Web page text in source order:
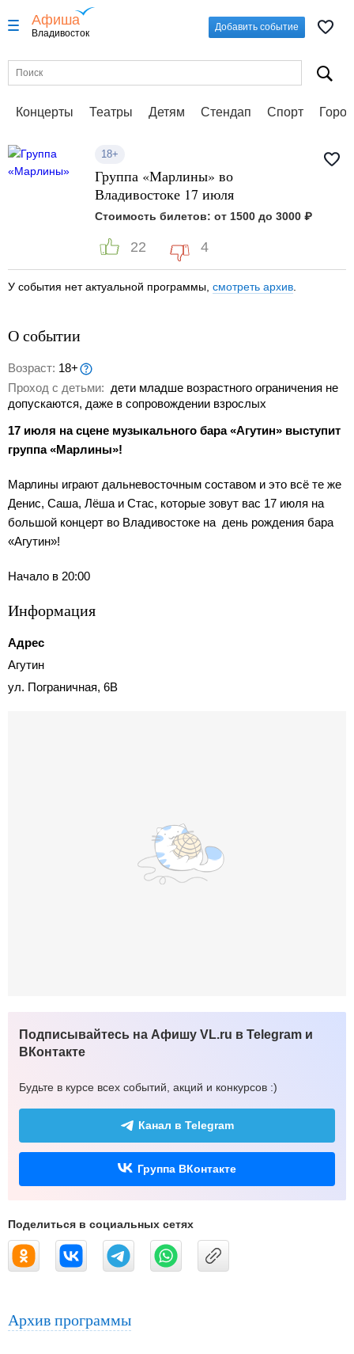
Афиша
Владивосток
Добавить событие
Концерты Театры Детям Стендап Спорт
18+
Группа «Марлины» во
Владивостоке 17 июля
Стоимость билетов: от 1500 до 3000 ₽
22 4
У события нет актуальной программы, смотреть архив
О событии
Возраст: 18+
Проход с детьми: дети младше возрастного ограничения не
допускаются, даже в сопровождении взрослых
17 июля на сцене музыкального бара «Агутин» выступит
группа «Марлины»!
Марлины играют дальневосточным составом и это всё те же
Денис, Саша, Лёша и Стас, которые зовут вас 17 июля на
большой концерт во Владивостоке на день рождения бара
«Агутин»!
Начало в 20:00
Информация
Адрес
Агутин
ул. Пограничная, 6В
Подписывайтесь на Афишу VL.ru в Telegram и
ВКонтакте
Будьте в курсе всех событий, акций и конкурсов :)
Канал в Telegram
Группа ВКонтакте
Поделиться в социальных сетях
Архив программы